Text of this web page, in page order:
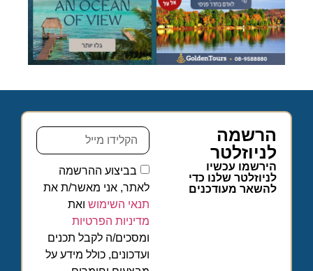
הרשמה
לניוזלטר
הירשמו עכשיו
לניוזלטר שלנו כדי
להשאר מעודכנים
בביצוע ההרשמה
לאתר, אני מאשר/ת את
תנאי השימוש ואת
מדיניות הפרטיות
ומסכים/ה לקבל תכנים
ועדכונים, כולל מידע על